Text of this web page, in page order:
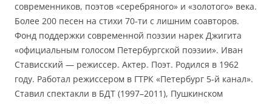
современников, поэтов «серебряного» и «золотого» века.
Более 200 песен на стихи 70-ти с лишним соавторов.
Фонд поддержки современной поэзии нарек Джигита
«официальным голосом Петербургской поэзии». Иван
Стависский — режиссер. Актер. Поэт. Родился в 1962
году. Работал режиссером в ГТРК «Петербург 5-й канал».
Ставил спектакли в БДТ (1997–2011), Пушкинском